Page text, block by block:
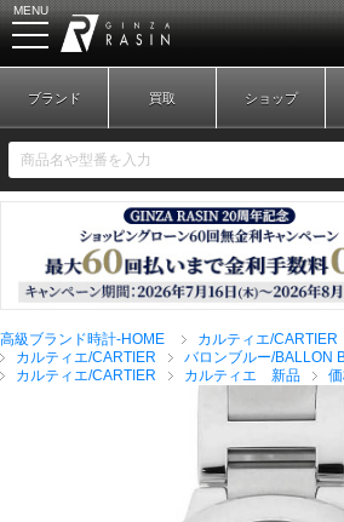
MENU
新規会員登録
ブランドから探
ブランド 買取 ショップ
高級ブランド時計-HOME カルティエ/CARTIER
カルティエ/CARTIER
バロンブルー/BALLON
カルティエ/CARTIER
カルティエ 新品